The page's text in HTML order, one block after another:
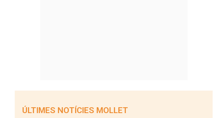
ÚLTIMES NOTÍCIES MOLLET